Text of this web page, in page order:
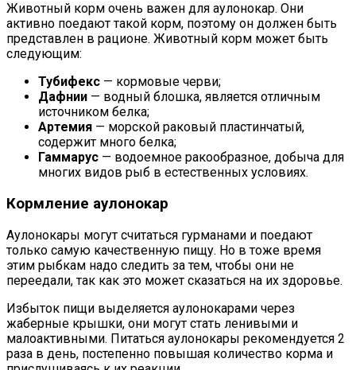
Животный корм очень важен для аулонокар. Они
активно поедают такой корм, поэтому он должен быть
представлен в рационе. Животный корм может быть
следующим:
Тубифекс — кормовые черви;
Дафнии — водный блошка, является отличным
источником белка;
Артемия — морской раковый пластинчатый,
содержит много белка;
Гаммарус — водоемное ракообразное, добыча для
многих видов рыб в естественных условиях.
Кормление аулонокар
Аулонокары могут считаться гурманами и поедают
только самую качественную пищу. Но в тоже время
этим рыбкам надо следить за тем, чтобы они не
переедали, так как это может сказаться на их здоровье.
Избыток пищи выделяется аулонокарами через
жаберные крышки, они могут стать ленивыми и
малоактивными. Питаться аулонокары рекомендуется 2
раза в день, постепенно повышая количество корма и